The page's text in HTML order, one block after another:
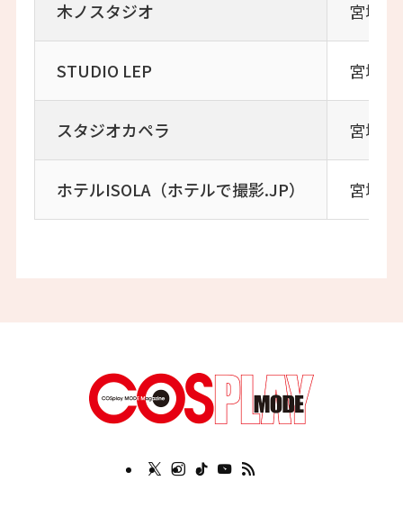
木ノスタジオ 宮城
STUDIO LEP 宮城
スタジオカペラ 宮城
ホテルISOLA（ホテルで撮影.JP） 宮城